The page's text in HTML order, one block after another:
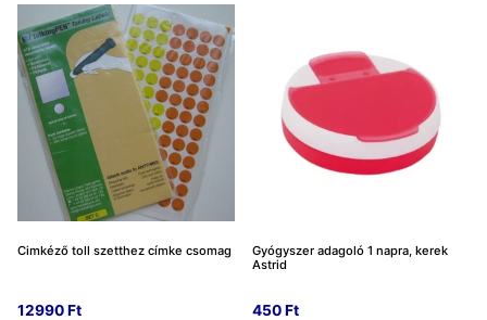
Cimkéző toll szetthez címke csomag
12990Ft
Gyógyszer adagoló 1 napra, kerek
Astrid
450Ft